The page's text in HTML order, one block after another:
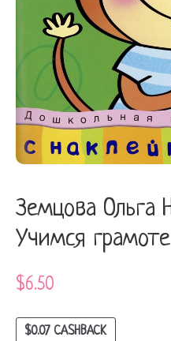
Земцова Ольга
Учимся
$6.50
$0.07CASHBACK